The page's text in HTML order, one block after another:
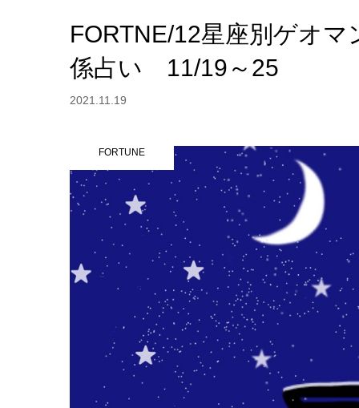
FORTNE/12星座別ゲオ
係占い 11/19～25
2021.11.19
FORTUNE